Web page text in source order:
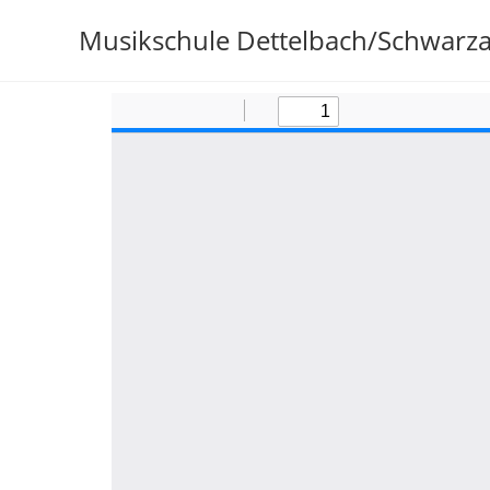
Musikschule Dettelbach/